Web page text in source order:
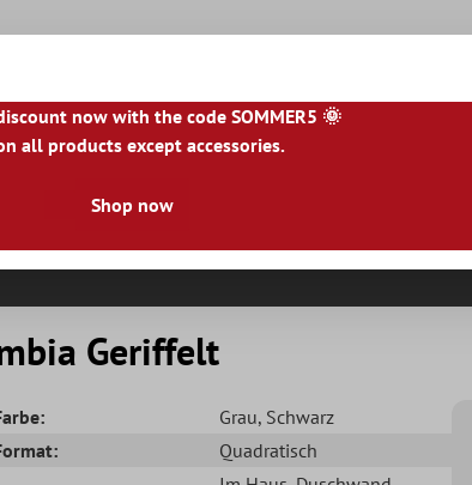
|FI |GR|RO |NO|HU|BG|HR|
Terrassenplatten
Geriffelt
Grau, Schwarz
Quadratisch
now with the code SOMMER5 🌞
all products except accessories.
Shop now